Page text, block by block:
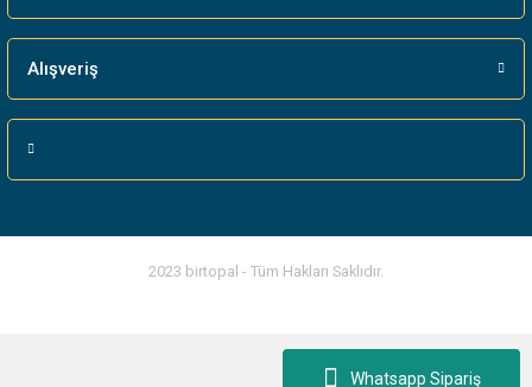
Whatsapp Sipariş
Alışveriş
2023 birtopal - Tüm Hakları Saklıdır.